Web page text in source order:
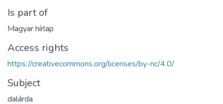
Is part of
Magyar hírlap
Access rights
https://creativecommons.org/licenses/by-nc/4.0/
Subject
dalárda